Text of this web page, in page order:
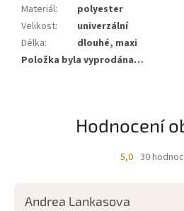
Materiál:
polyester
Velikost:
univerzální
Délka:
dlouhé, maxi
Položka byla vyprodána…
Hodnocení
5,0 Průměrné
30
Andrea Lankasova